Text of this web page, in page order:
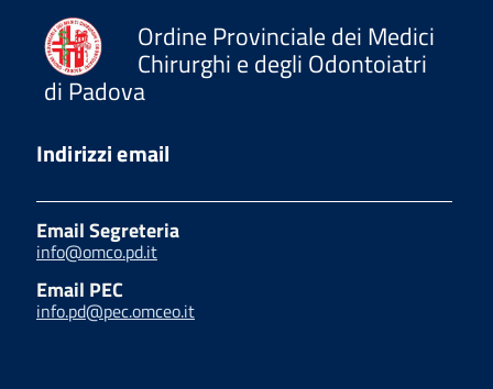
Ordine Provinciale dei Medici
Chirurghi e degli Odontoiatri
di Padova
Indirizzi email
Email Segreteria
info@omco.pd.it
Email PEC
info.pd@pec.omceo.it